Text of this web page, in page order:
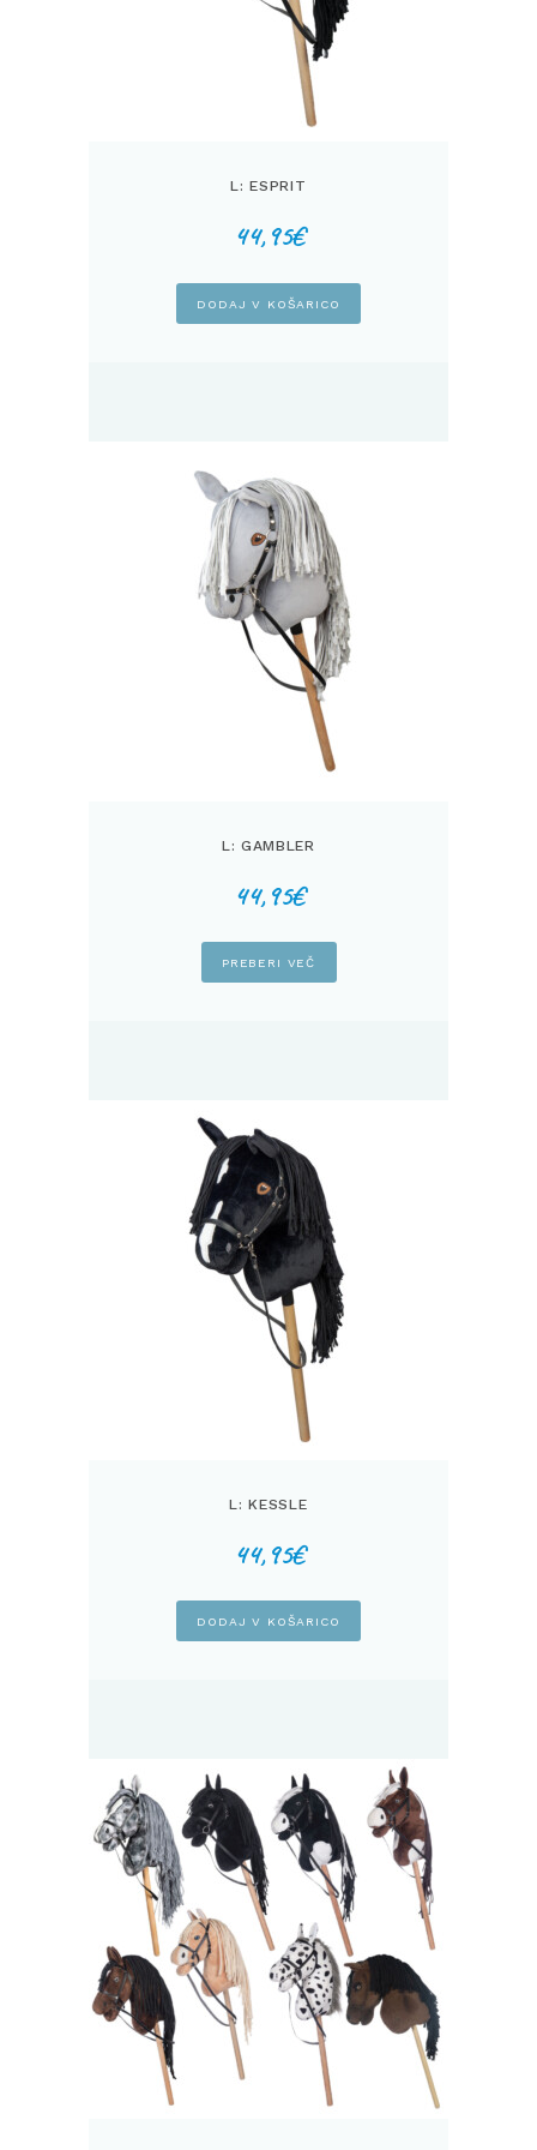
L: ESPRIT
44,95€
DODAJ V KOŠARICO
L: GAMBLER
44,95€
PREBERI VEČ
L: KESSLE
44,95€
DODAJ V KOŠARICO